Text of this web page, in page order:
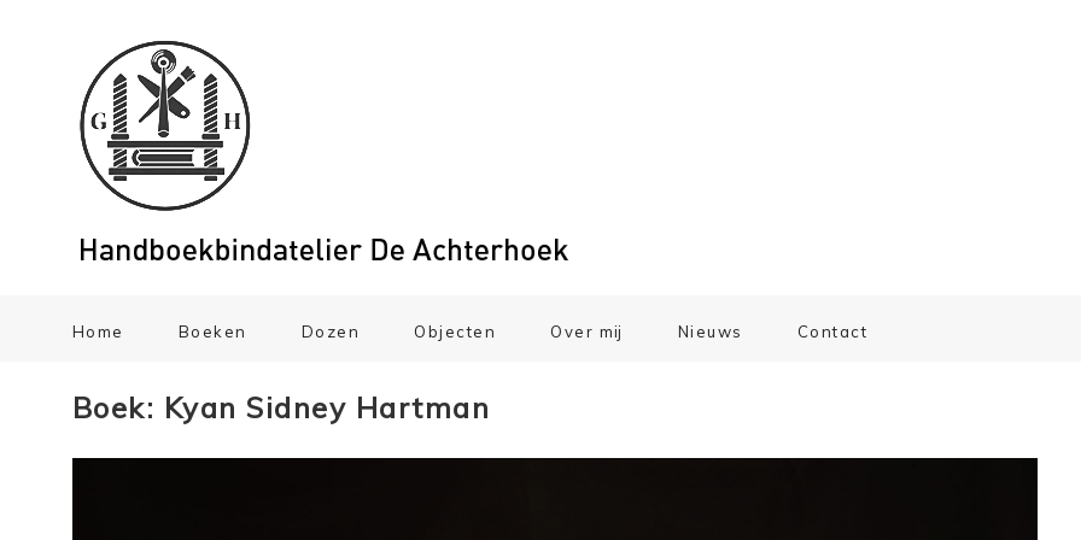
Home Boeken Dozen Objecten Over mij Nieuws Contact
Boek: Kyan Sidney Hartman